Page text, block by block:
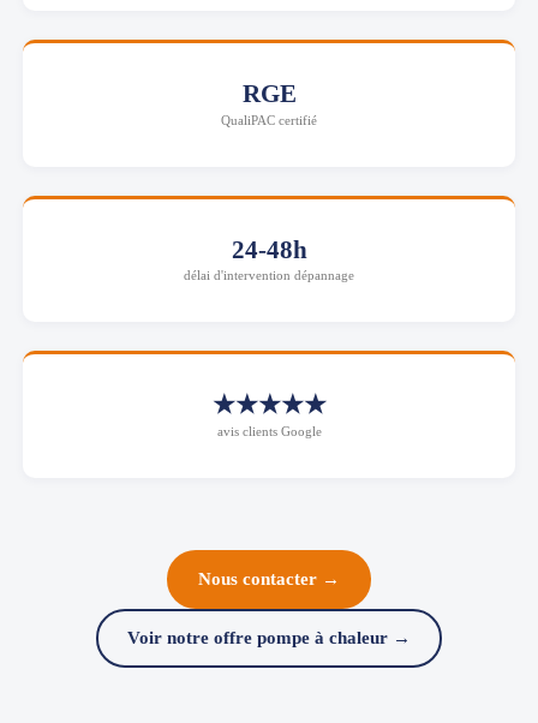
RGE
QualiPAC certifié
24-48h
délai d'intervention dépannage
★★★★★
avis clients Google
Nous contacter →
Voir notre offre pompe à chaleur →